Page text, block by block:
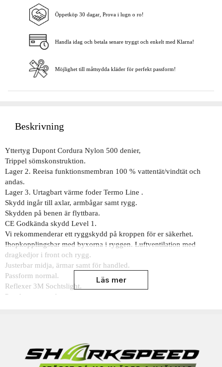
Öppetköp 30 dagar, Prova i lugn o ro!
Handla idag och betala senare tryggt och enkelt med Klarna!
Möjlighet till måttsydda kläder för perfekt passform!
Beskrivning
Yttertyg Dupont Cordura Nylon 500 denier,
Trippel sömskonstruktion.
Lager 2. Reeisa funktionsmembran 100 % vattentät/vindtät och
andas.
Lager 3. Urtagbart värme foder Termo Line .
Skydd ingår till axlar, armbågar samt rygg.
Skydden på benen är flyttbara.
CE Godkända skydd Level 1.
Vi rekommenderar ett ryggskydd på kroppen för er säkerhet.
Ihopkopplingsbar med byxorna i ryggen. Luftventilation med
dragkedjor i front och rygg.
Justerbar midja, ärmar samt för handled.
Passform normal.
Reflexer 3M Sochtslight.
Passform normal.
Läs mer